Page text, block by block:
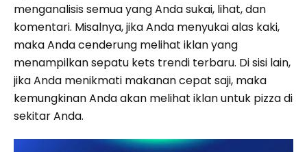
menganalisis semua yang Anda sukai, lihat, dan
komentari. Misalnya, jika Anda menyukai alas kaki,
maka Anda cenderung melihat iklan yang
menampilkan sepatu kets trendi terbaru. Di sisi lain,
jika Anda menikmati makanan cepat saji, maka
kemungkinan Anda akan melihat iklan untuk pizza di
sekitar Anda.